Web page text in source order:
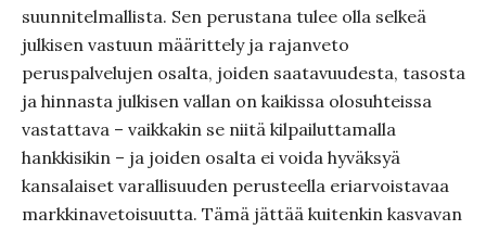
suunnitelmallista. Sen perustana tulee olla selkeä
julkisen vastuun määrittely ja rajanveto
peruspalvelujen osalta, joiden saatavuudesta, tasosta
ja hinnasta julkisen vallan on kaikissa olosuhteissa
vastattava – vaikkakin se niitä kilpailuttamalla
hankkisikin – ja joiden osalta ei voida hyväksyä
kansalaiset varallisuuden perusteella eriarvoistavaa
markkinavetoisuutta. Tämä jättää kuitenkin kasvavan